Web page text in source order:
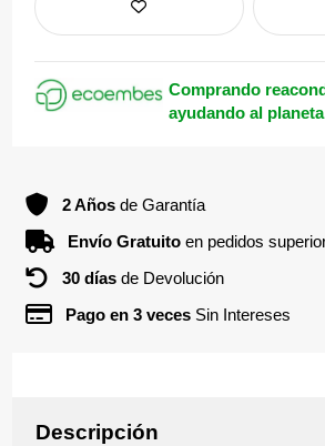
Comprando
ayudando al planeta
2 Añosde Garantía
Envío Gratuitoen pedidos
30 díasde Devolución
Pago en 3 vecesSin Intereses
Descripción